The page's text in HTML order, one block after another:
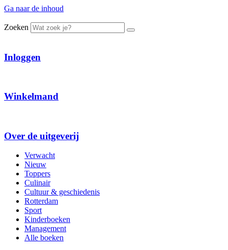
Ga naar de inhoud
Zoeken
Inloggen
Winkelmand
Over de uitgeverij
Verwacht
Nieuw
Toppers
Culinair
Cultuur & geschiedenis
Rotterdam
Sport
Kinderboeken
Management
Alle boeken